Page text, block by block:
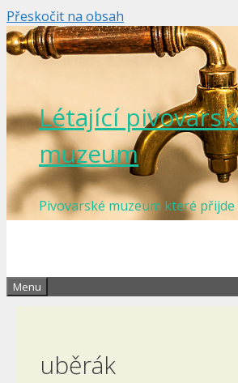
Přeskočit na obsah
Létající
muzeum
Pivovarské muzeum které přijde
Menu
uběrák